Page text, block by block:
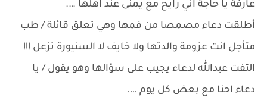
عارفة يا حاجة اني رايح مع يمنى عند اهلها ….
أطلقت دعاء مصمصا من فمها وهي تعلق قائلة / طب
متأجل انت عزومة والدتها ولا خايف لا السنيورة تزعل !!!
التفت عبدالله لدعاء يجيب على سؤالها وهو يقول / يا
دعاء احنا مع بعض كل يوم ….